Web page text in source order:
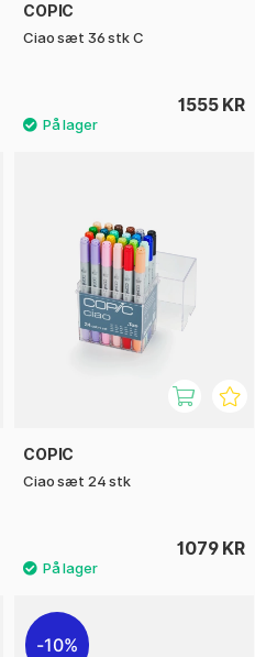
COPIC
Ciao sæt 36 stk C
1555 KR
COPIC
Ciao sæt 24 stk
1079 KR
10%